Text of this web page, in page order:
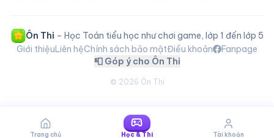
Ôn Thi – Học Toán tiểu học như chơi game, lớp 1 đến lớp 5
Giới thiệuLiên hệChính sách bảo mậtĐiều khoản
Fanpage
📮 Góp ý cho Ôn Thi
© 2026 Ôn Thi
Trang chủ Học & Thi Tài khoản